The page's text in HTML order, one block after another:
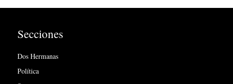
Secciones
Dos Hermanas
Política